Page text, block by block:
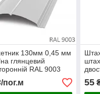
130мм 0,45 мм
глянцевий
RAL 9003
55